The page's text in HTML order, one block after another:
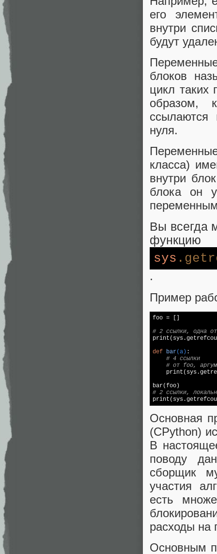
его
внутри
будут
блоков
цикл таких
образом,
ссылаются
нуля.
класса)
внутри
блока он
Вы всегда
функцию
sys
.
Пример
foo = []
# 2 ссылки, одна
def bar(a) :
# 4 ссылки
# от foo,
# 2 ссылки,
Основная
(CPython)
В
поводу
сборщик
участия
есть
расходы на
Основным